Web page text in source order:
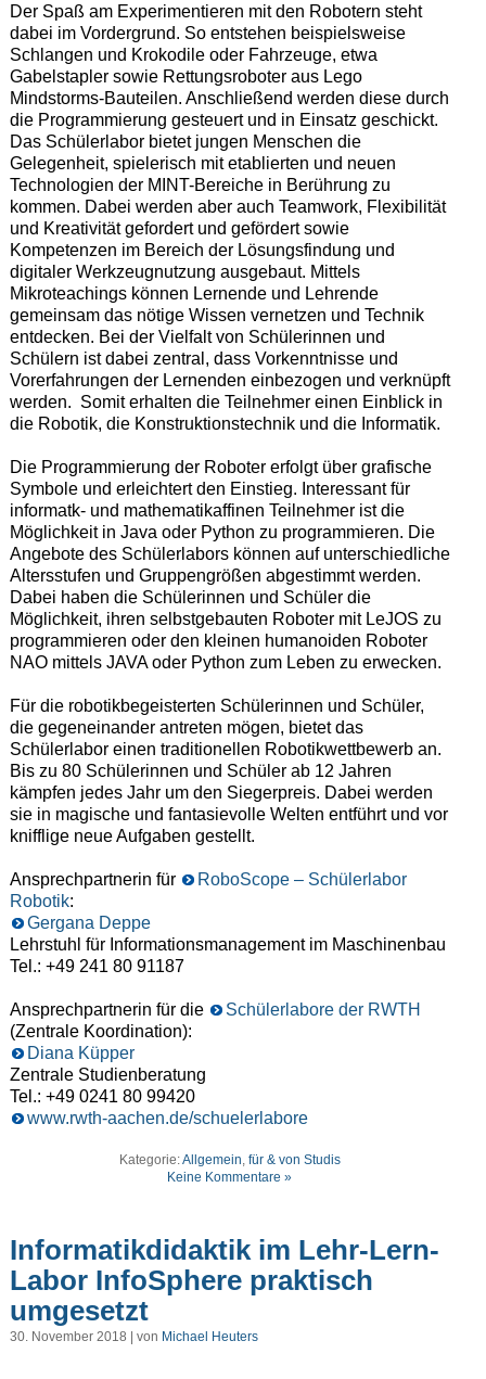
Der Spaß am Experimentieren mit den Robotern steht
dabei im Vordergrund. So entstehen beispielsweise
Schlangen und Krokodile oder Fahrzeuge, etwa
Gabelstapler sowie Rettungsroboter aus Lego
Mindstorms-Bauteilen. Anschließend werden diese durch
die Programmierung gesteuert und in Einsatz geschickt.
Das Schülerlabor bietet jungen Menschen die
Gelegenheit, spielerisch mit etablierten und neuen
Technologien der MINT-Bereiche in Berührung zu
kommen. Dabei werden aber auch Teamwork, Flexibilität
und Kreativität gefordert und gefördert sowie
Kompetenzen im Bereich der Lösungsfindung und
digitaler Werkzeugnutzung ausgebaut. Mittels
Mikroteachings können Lernende und Lehrende
gemeinsam das nötige Wissen vernetzen und Technik
entdecken. Bei der Vielfalt von Schülerinnen und
Schülern ist dabei zentral, dass Vorkenntnisse und
Vorerfahrungen der Lernenden einbezogen und verknüpft
werden. Somit erhalten die Teilnehmer einen Einblick in
die Robotik, die Konstruktionstechnik und die Informatik.
Die Programmierung der Roboter erfolgt über grafische
Symbole und erleichtert den Einstieg. Interessant für
informatk- und mathematikaffinen Teilnehmer ist die
Möglichkeit in Java oder Python zu programmieren. Die
Angebote des Schülerlabors können auf unterschiedliche
Altersstufen und Gruppengrößen abgestimmt werden.
Dabei haben die Schülerinnen und Schüler die
Möglichkeit, ihren selbstgebauten Roboter mit LeJOS zu
programmieren oder den kleinen humanoiden Roboter
NAO mittels JAVA oder Python zum Leben zu erwecken.
Für die robotikbegeisterten Schülerinnen und Schüler,
die gegeneinander antreten mögen, bietet das
Schülerlabor einen traditionellen Robotikwettbewerb an.
Bis zu 80 Schülerinnen und Schüler ab 12 Jahren
kämpfen jedes Jahr um den Siegerpreis. Dabei werden
sie in magische und fantasievolle Welten entführt und vor
knifflige neue Aufgaben gestellt.
Ansprechpartnerin für
RoboScope – Schülerlabor
Robotik:
Gergana Deppe
Lehrstuhl für Informationsmanagement im Maschinenbau
Tel.: +49 241 80 91187
Ansprechpartnerin für die
Schülerlabore der RWTH
(Zentrale Koordination):
Diana Küpper
Zentrale Studienberatung
Tel.: +49 0241 80 99420
www.rwth-aachen.de/schuelerlabore
Kategorie:Allgemein für & von Studis
Keine Kommentare »
Informatikdidaktik im Lehr-Lern-
Labor InfoSphere praktisch
umgesetzt
30. November 2018 | von Michael Heuters